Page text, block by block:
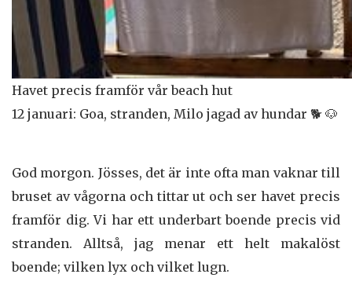
Havet precis framför vår beach hut
12 januari: Goa, stranden, Milo jagad av hundar 🐕 🐶
God morgon. Jösses, det är inte ofta man vaknar till
bruset av vågorna och tittar ut och ser havet precis
framför dig. Vi har ett underbart boende precis vid
stranden. Alltså, jag menar ett helt makalöst
boende; vilken lyx och vilket lugn.